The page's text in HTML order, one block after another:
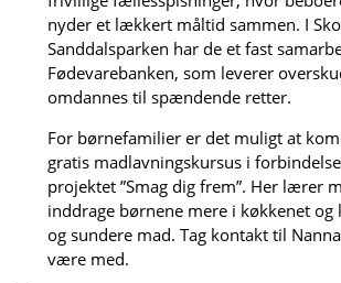
nyder et lækkert måltid sammen. I
Sanddalsparken har de et fast
Fødevarebanken, som leverer
omdannes til spændende retter.
For børnefamilier er det muligt at
gratis madlavningskursus i
projektet ”Smag dig frem”. Her lærer
inddrage børnene mere i køkkenet og
og sundere mad. Tag kontakt til
være med.